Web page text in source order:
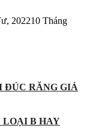
202210 Tháng
ĐÚC RĂNG GIẢ
LOẠI B HAY